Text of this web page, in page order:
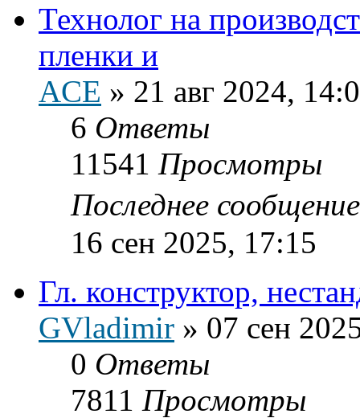
Технолог на
пленки и
ACE » 21 авг 2024,
6 Ответы
11541 Просмотры
Последнее
16 сен 2025, 17:15
Гл. конструктор,
GVladimir » 07 сен
0 Ответы
7811 Просмотры